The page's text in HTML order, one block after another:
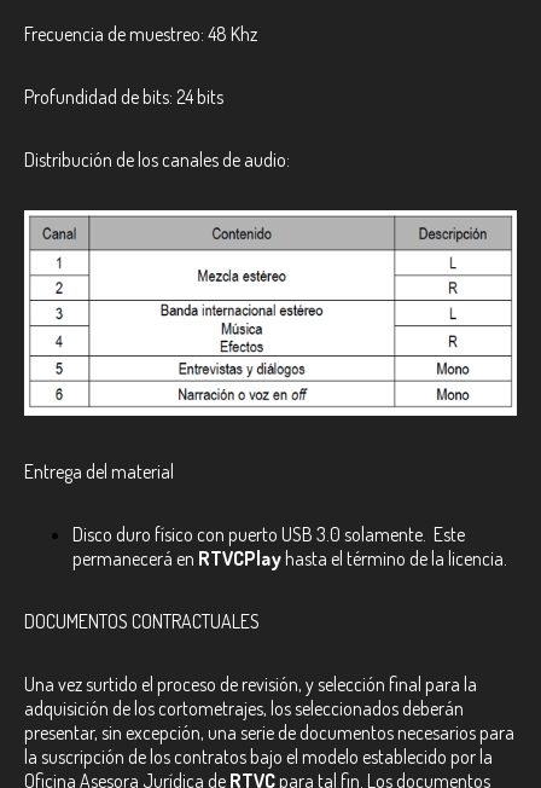
Frecuencia de muestreo: 48 Khz
Profundidad de bits: 24 bits
Distribución de los canales de audio:
Entrega del material
Disco duro físico con puerto USB 3.0 solamente. Este
permanecerá en RTVCPlayhasta el término de la licencia.
DOCUMENTOS CONTRACTUALES
Una vez surtido el proceso de revisión, y selección final para la
adquisición de los cortometrajes, los seleccionados deberán
presentar, sin excepción, una serie de documentos necesarios para
la suscripción de los contratos bajo el modelo establecido por la
Oficina Asesora Jurídica de RTVCpara tal fin. Los documentos